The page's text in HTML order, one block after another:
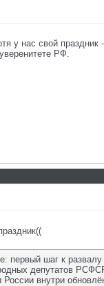
у нас свой
РФ.
первый шаг к
депутатов
внутри